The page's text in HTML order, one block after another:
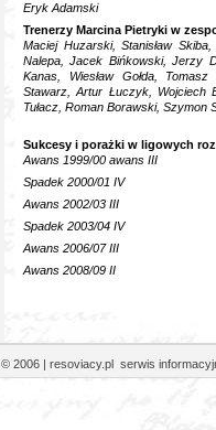
Eryk Adamski
Trenerzy Marcina Pietryki w
Maciej Huzarski, Stanisław
Nalepa, Jacek Bińkowski, Jerzy
Kanas, Wiesław Gołda,
Stawarz, Artur Łuczyk, Wojciech
Tułacz, Roman Borawski,
Sukcesy i porażki w ligowych
Awans 1999/00 awans III
Spadek 2000/01 IV
Awans 2002/03 III
Spadek 2003/04 IV
Awans 2006/07 III
Awans 2008/09 II
© 2006 | resoviacy.pl serwis